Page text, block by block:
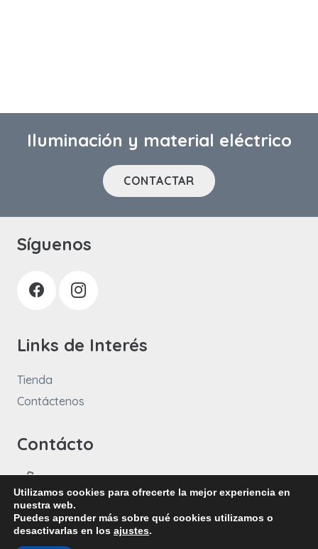
Iluminación y material eléctrico
CONTACTAR
Síguenos
Links de Interés
Tienda
Contáctenos
Contácto
+57 3108682771
info@idtelectric.com.co
Utilizamos cookies para ofrecerte la mejor experiencia en
nuestra web.
Puedes aprender más sobre qué cookies utilizamos o
desactivarlas en los ajustes.